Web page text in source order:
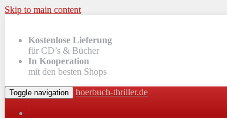
Skip to main content
Kostenlose Lieferung
für CD’s & Bücher
In Kooperation
mit den besten Shops
Toggle navigation hoerbuch-thriller.de